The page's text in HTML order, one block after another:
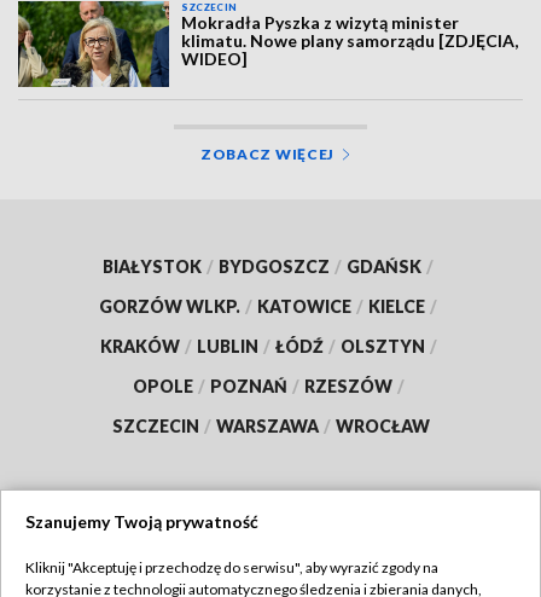
SZCZECIN
Mokradła Pyszka z wizytą minister
klimatu. Nowe plany samorządu [ZDJĘCIA,
WIDEO]
ZOBACZ WIĘCEJ
BIAŁYSTOK / BYDGOSZCZ / GDAŃSK /
GORZÓW WLKP. / KATOWICE / KIELCE /
KRAKÓW / LUBLIN / ŁÓDŹ / OLSZTYN /
OPOLE / POZNAŃ / RZESZÓW /
SZCZECIN / WARSZAWA / WROCŁAW
Szanujemy Twoją prywatność
Kliknij "Akceptuję i przechodzę do serwisu", aby wyrazić zgody na
korzystanie z technologii automatycznego śledzenia i zbierania danych,